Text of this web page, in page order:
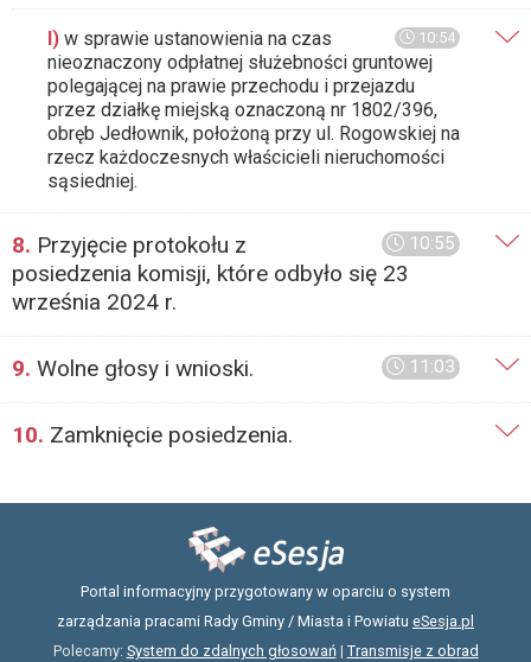
10:54
l) w sprawie ustanowienia na czas
nieoznaczony odpłatnej służebności gruntowej
polegającej na prawie przechodu i przejazdu
przez działkę miejską oznaczoną nr 1802/396,
obręb Jedłownik, położoną przy ul. Rogowskiej na
rzecz każdoczesnych właścicieli nieruchomości
sąsiedniej.
10:55
8. Przyjęcie protokołu z
posiedzenia komisji, które odbyło się 23
września 2024 r.
11:03
9. Wolne głosy i wnioski.
10. Zamknięcie posiedzenia.
Portal informacyjny przygotowany w oparciu o system
zarządzania pracami Rady Gminy / Miasta i Powiatu eSesja.pl
Polecamy: System do zdalnych głosowań| Transmisje z obrad